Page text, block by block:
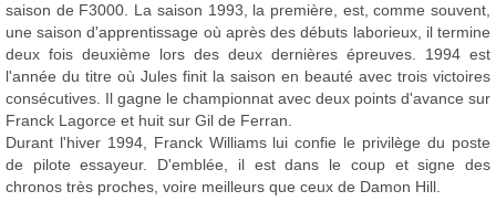
saison de F3000. La saison 1993, la première, est, comme souvent,
une saison d'apprentissage où après des débuts laborieux, il termine
deux fois deuxième lors des deux dernières épreuves. 1994 est
l'année du titre où Jules finit la saison en beauté avec trois victoires
consécutives. Il gagne le championnat avec deux points d'avance sur
Franck Lagorce et huit sur Gil de Ferran.
Durant l'hiver 1994, Franck Williams lui confie le privilège du poste
de pilote essayeur. D'emblée, il est dans le coup et signe des
chronos très proches, voire meilleurs que ceux de Damon Hill.